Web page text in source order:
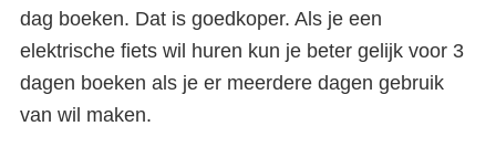
dag boeken. Dat is goedkoper. Als je een
elektrische fiets wil huren kun je beter gelijk voor 3
dagen boeken als je er meerdere dagen gebruik
van wil maken.